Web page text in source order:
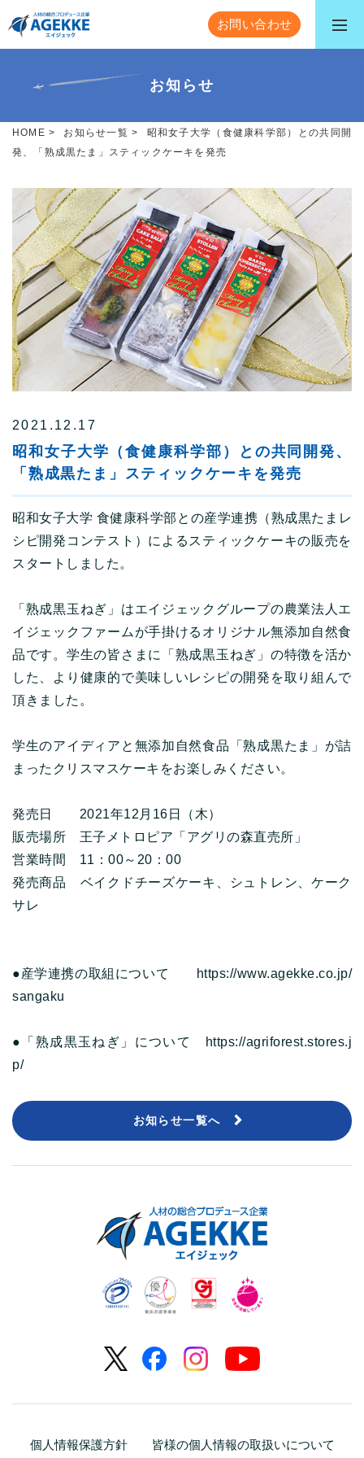
お問い合わせ
お知らせ
HOME > お知らせ一覧 >
昭和女子大学（食健康科学部）との共同開
発、「熟成黒たま」スティックケーキを発売
2021.12.17
昭和女子大学（食健康科学部）との共同開発、
「熟成黒たま」スティックケーキを発売
昭和女子大学 食健康科学部との産学連携（熟成黒たまレ
シピ開発コンテスト）によるスティックケーキの販売を
スタートしました。
「熟成黒玉ねぎ」はエイジェックグループの農業法人エ
イジェックファームが手掛けるオリジナル無添加自然食
品です。学生の皆さまに「熟成黒玉ねぎ」の特徴を活か
した、より健康的で美味しいレシピの開発を取り組んで
頂きました。
学生のアイディアと無添加自然食品「熟成黒たま」が詰
まったクリスマスケーキをお楽しみください。
発売日 2021年12月16日（木）
販売場所 王子メトロピア「アグリの森直売所」
営業時間 11：00～20：00
発売商品 ベイクドチーズケーキ、シュトレン、ケーク
サレ
●産学連携の取組について
https://www.agekke.co.jp/
sangaku
●「熟成黒玉ねぎ」について
https://agriforest.stores.j
p/
お知らせ一覧へ
個人情報保護方針 皆様の個人情報の取扱いについて